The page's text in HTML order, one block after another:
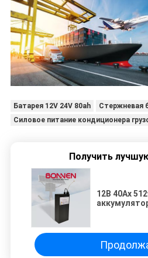
Батарея 12V 24V 80ah
Стержневая
Силовое питание кондиционера
Получить
12В 40Ах